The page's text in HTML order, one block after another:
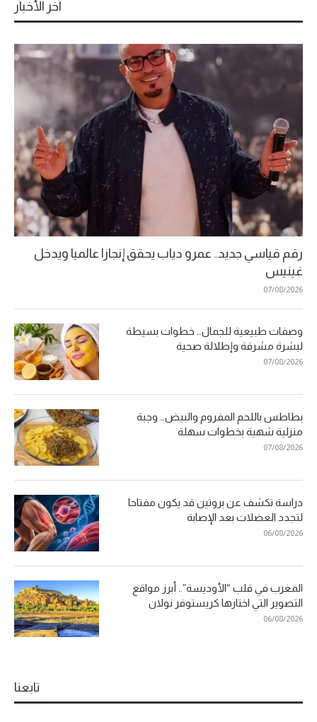
آخر الأخبار
رقم قياسي جديد.. عمرو دياب يحقق إنجازا عالميا ويدخل
غينيس
07/08/2026
وصفات طبيعية للجمال… خطوات بسيطة
لبشرة مشرقة وإطلالة صحية
07/08/2026
بطاطس باللحم المفروم والبيض… وجبة
منزلية شهية بخطوات سهلة
07/08/2026
دراسة تكشف عن بروتين قد يكون مفتاحا
لتجدد العضلات بعد الإصابة
06/08/2026
المغرب في قلب “الأوديسة”.. أبرز مواقع
التصوير التي اختارها كريستوفر نولان
06/08/2026
تابعنا